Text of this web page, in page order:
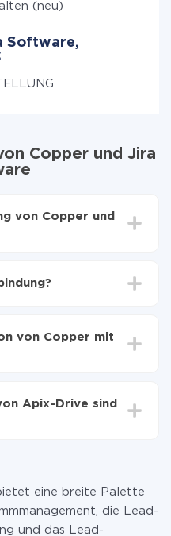
(neu)
Software,
Copper und Jira
von Copper und
Minuten.
von Copper mit
die über unseren
ein anderes übertragen
Apix-Drive sind
eine breite Palette
die Lead-
und das Lead-